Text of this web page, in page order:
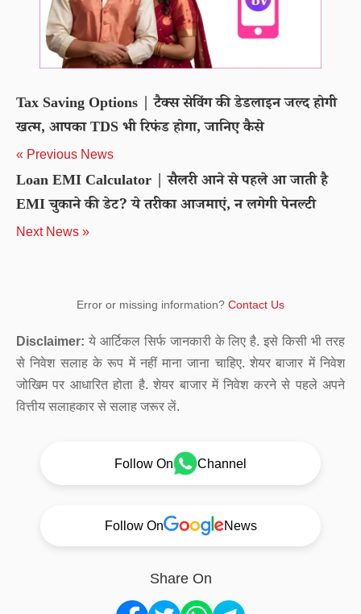
Tax Saving Options | टैक्स सेविंग की डेडलाइन जल्द होगी
खत्म, आपका TDS भी रिफंड होगा, जानिए कैसे
« Previous News
Loan EMI Calculator | सैलरी आने से पहले आ जाती है
EMI चुकाने की डेट? ये तरीका आजमाएं, न लगेगी पेनल्‍टी
Next News »
Error or missing information? Contact Us
Disclaimer: ये आर्टिकल सिर्फ जानकारी के लिए है. इसे किसी भी तरह
से निवेश सलाह के रूप में नहीं माना जाना चाहिए. शेयर बाजार में निवेश
जोखिम पर आधारित होता है. शेयर बाजार में निवेश करने से पहले अपने
वित्तीय सलाहकार से सलाह जरूर लें.
Follow On Channel
Follow On News
Share On